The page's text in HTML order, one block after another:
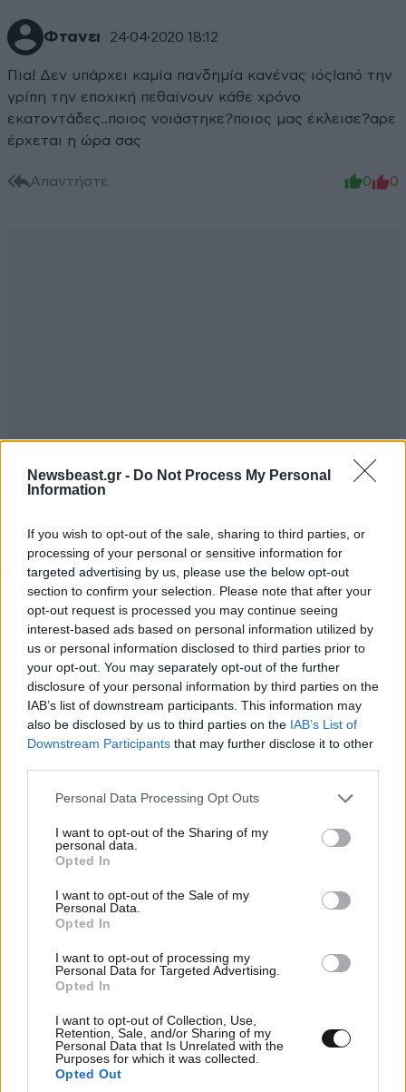
Newsbeast.gr - Do Not Process My Personal
Information
If you wish to opt-out of the sale, sharing to third parties, or
processing of your personal or sensitive information for
targeted advertising by us, please use the below opt-out
section to confirm your selection. Please note that after your
opt-out request is processed you may continue seeing
interest-based ads based on personal information utilized by
us or personal information disclosed to third parties prior to
your opt-out. You may separately opt-out of the further
disclosure of your personal information by third parties on the
IAB’s list of downstream participants. This information may
also be disclosed by us to third parties on the IAB’s List of
Downstream Participants that may further disclose it to other
Please note that this website/app uses one or more Google
not limited to your visit or usage behaviour. You may click to
grant or deny consent to Google and its third-party tags to
use your data for below specified purposes in below Google
consent section.
Personal Data Processing Opt Outs
I want to opt-out of the Sharing of my
personal data.
Opted In
I want to opt-out of the Sale of my
Personal Data.
Opted In
I want to opt-out of processing my
Personal Data for Targeted Advertising.
Opted In
I want to opt-out of Collection, Use,
Retention, Sale, and/or Sharing of my
Personal Data that Is Unrelated with the
Purposes for which it was collected.
Opted Out
Φτανει 24·04·2020 18:12
Πια! Δεν υπάρχει καμία πανδημία κανένας ιός!από την
γρίπη την εποχική πεθαίνουν κάθε χρόνο
εκατοντάδες..ποιος νοιάστηκε?ποιος μας έκλεισε?αρε
έρχεται η ώρα σας
Απαντήστε 0 0
TRENDING
LIFESTYLE3 ω. πριν
φιλιά με τον Βύρωνα Βασιλειάδη: «Καμία στιγμή
ευτυχίας δεδομένη»